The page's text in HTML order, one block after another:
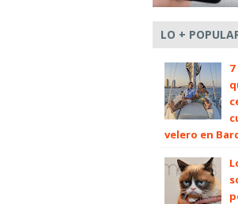
LO +
velero en